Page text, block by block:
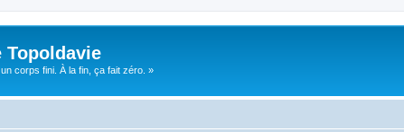
corps fini. À la fin, ça fait zéro. »